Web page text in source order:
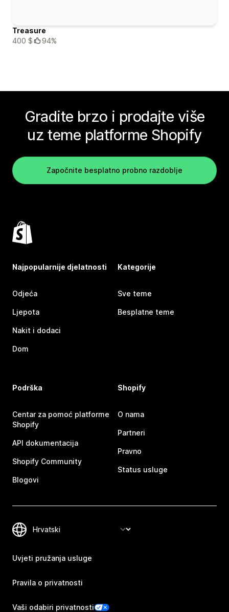
Treasure
400 $
94%
Gradite brzo i prodajte više
uz teme platforme Shopify
Započnite besplatno probno razdoblje
Najpopularnije djelatnosti
Odjeća
Ljepota
Nakit i dodaci
Dom
Kategorije
Sve teme
Besplatne teme
Podrška
Centar za pomoć platforme
Shopify
API dokumentacija
Shopify Community
Blogovi
Shopify
O nama
Partneri
Pravno
Status usluge
Uvjeti pružanja usluge
Pravila o privatnosti
Vaši odabiri privatnosti